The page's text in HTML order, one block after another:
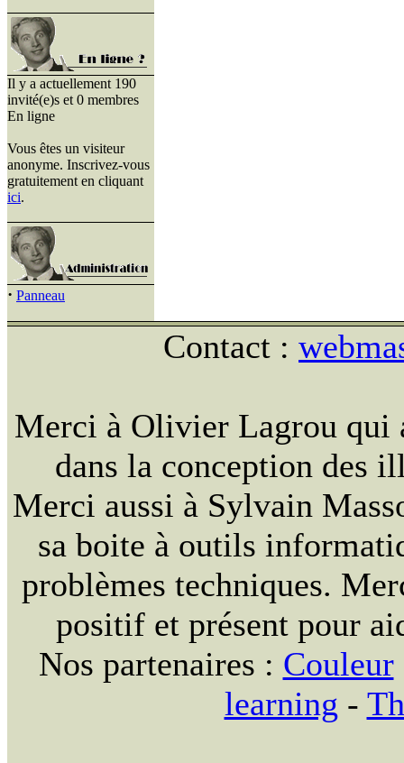
Il y a actuellement 190
invité(e)s et 0 membres
En ligne
Vous êtes un visiteur
anonyme. Inscrivez-vous
gratuitement en cliquant
ici.
· Panneau
Contact :
Merci à Olivier Lagrou qui
dans la conception des
Merci aussi à Sylvain
sa boite à outils
problèmes techniques.
positif et présent pour
Nos partenaires : Couleur
learning -